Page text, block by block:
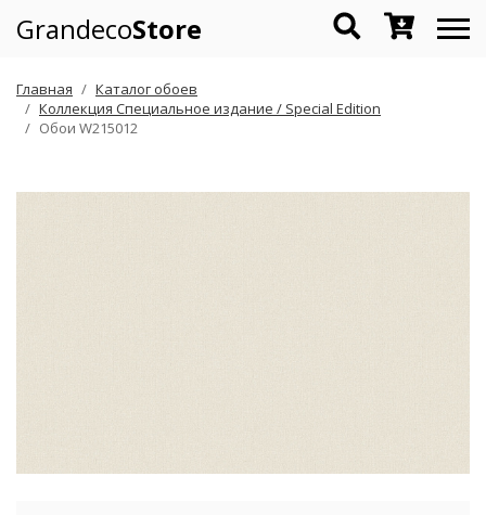
GrandecoStore
Главная
Каталог обоев
Коллекция Специальное издание / Special Edition
Обои W215012